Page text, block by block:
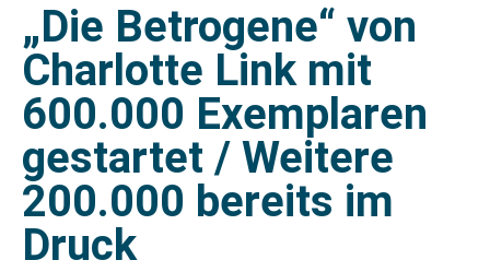
„Die Betrogene“ von
Charlotte Link mit
600.000 Exemplaren
gestartet / Weitere
200.000 bereits im
Druck